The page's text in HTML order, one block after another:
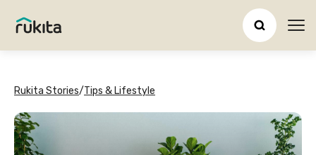
Rukita Stories/Tips & Lifestyle